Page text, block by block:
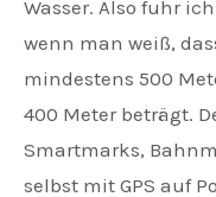
Wasser. Also fuhr
wenn man weiß,
mindestens 500
400 Meter beträgt.
Smartmarks,
selbst mit GPS auf